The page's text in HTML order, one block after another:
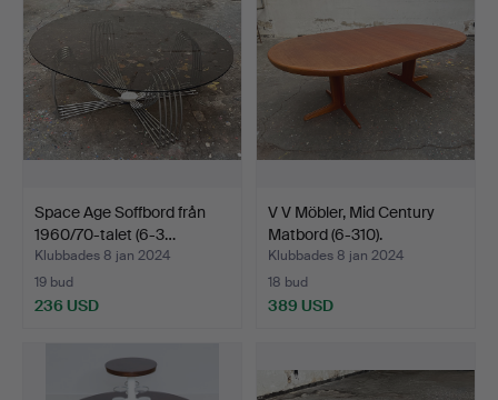
Space Age Soffbord från
1960/70-talet (6-3…
Klubbades 8 jan 2024
19 bud
236 USD
V V Möbler, Mid Century
Matbord (6-310).
Klubbades 8 jan 2024
18 bud
389 USD